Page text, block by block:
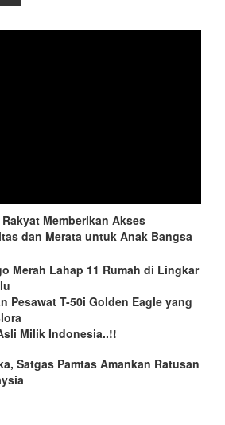
Memberikan Akses
dan Merata untuk Anak Bangsa
Merah Lahap 11 Rumah di Lingkar
Pesawat T-50i Golden Eagle yang
Milik Indonesia..!!
Satgas Pamtas Amankan Ratusan